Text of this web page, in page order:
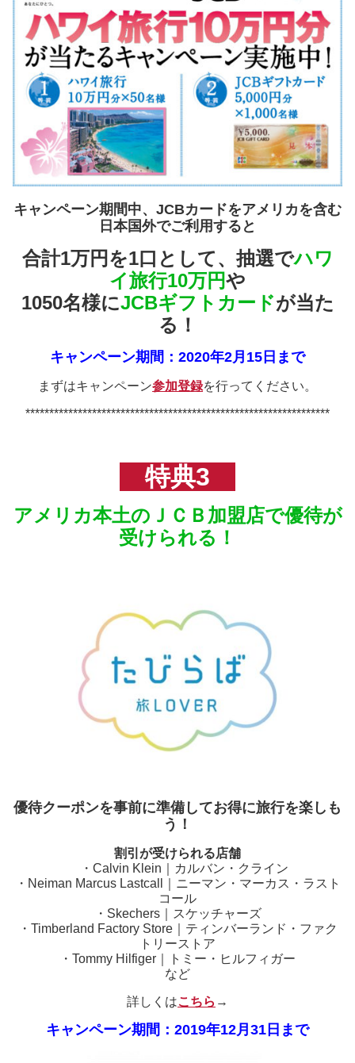
キャンペーン期間中、JCBカードをアメリカを含む
日本国外でご利用すると
合計1万円を1口として、抽選でハワ
イ旅行10万円や
1050名様にJCBギフトカードが当た
る！
キャンペーン期間：2020年2月15日まで
まずはキャンペーン参加登録を行ってください。
****************************************************************
特典3
アメリカ本土のＪＣＢ加盟店で優待が
受けられる！
優待クーポンを事前に準備してお得に旅行を楽しも
う！
割引が受けられる店舗
・Calvin Klein｜カルバン・クライン
・Neiman Marcus Lastcall｜ニーマン・マーカス・ラスト
コール
・Skechers｜スケッチャーズ
・Timberland Factory Store｜ティンバーランド・ファク
トリーストア
・Tommy Hilfiger｜トミー・ヒルフィガー
など
詳しくはこちら →
キャンペーン期間：2019年12月31日まで